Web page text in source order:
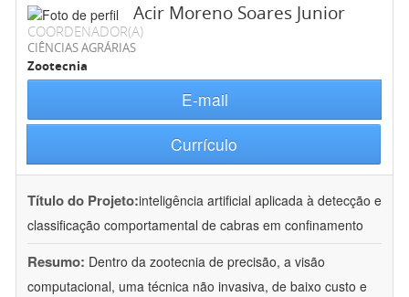
Acir Moreno Soares Junior
COORDENADOR(A)
CIÊNCIAS AGRÁRIAS
Zootecnia
E-mail
Currículo
Título do Projeto:inteligência artificial aplicada à detecção e
classificação comportamental de cabras em confinamento
Resumo: Dentro da zootecnia de precisão, a visão
computacional, uma técnica não invasiva, de baixo custo e